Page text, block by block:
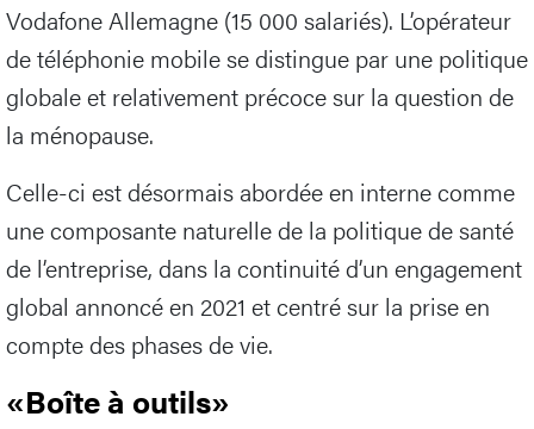
Vodafone Allemagne (15 000 salariés). L’opérateur
de téléphonie mobile se distingue par une politique
globale et relativement précoce sur la question de
la ménopause.
Celle-ci est désormais abordée en interne comme
une composante naturelle de la politique de santé
de l’entreprise, dans la continuité d’un engagement
global annoncé en 2021 et centré sur la prise en
compte des phases de vie.
«Boîte à outils»